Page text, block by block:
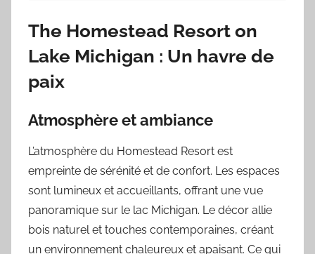
The Homestead Resort on
Lake Michigan : Un havre de
paix
Atmosphère et ambiance
L’atmosphère du Homestead Resort est
empreinte de sérénité et de confort. Les espaces
sont lumineux et accueillants, offrant une vue
panoramique sur le lac Michigan. Le décor allie
bois naturel et touches contemporaines, créant
un environnement chaleureux et apaisant. Ce qui